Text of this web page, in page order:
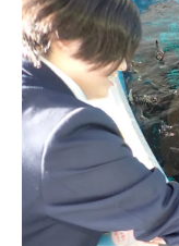
田空港16：45着)便
よってプログラムを
【開催場所】北海
日（木）※参加が確
00に「参加者向け
す。必ず参加をお願
8月4日(火) 14：30
日(木) 13：30 解散
先】民宿 船長の家
だく予定です。【
のうち、以下の内
プログラム内のア
県立嶺北高等学校
学校西土佐分校高
有田工業高等学校
校佐賀県立牛津高
立飯野高等学校宮
等学校沖縄県立久
（石川県）開志国
(広島県) ※2日目の